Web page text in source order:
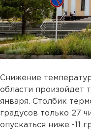
Снижение
области произойдет
января. Столбик
градусов только 27
опускаться ниже -11